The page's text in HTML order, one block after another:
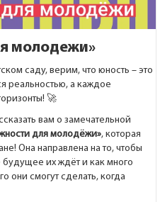
молодежи»
саду, верим, что юность – это
реальностью, а каждое
🚀
вам о замечательной
для молодёжи», которая
Она направлена на то, чтобы
их ждёт и как много
они смогут сделать, когда